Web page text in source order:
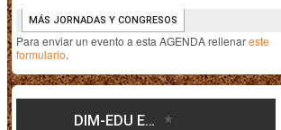
Para enviar un evento a esta AGENDA rellenareste
formulario.